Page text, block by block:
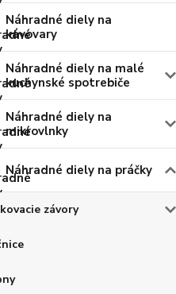
Náhradné diely na
kávovary
Náhradné diely na malé
kuchynské spotrebiče
Náhradné diely na
mikrovlnky
Náhradné diely na práčky
závory